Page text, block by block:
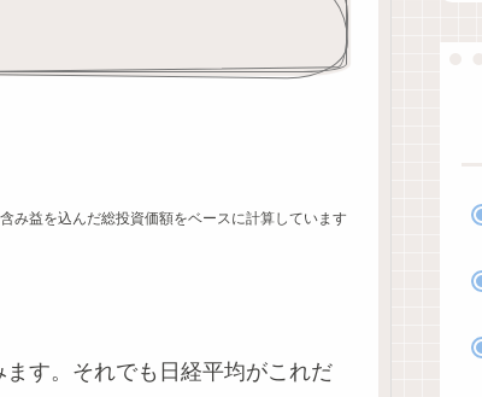
含み益を込んだ総投資価額をベースに計算しています
す。それでも日経平均がこれだ